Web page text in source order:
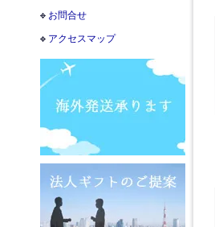
お問合せ
アクセスマップ